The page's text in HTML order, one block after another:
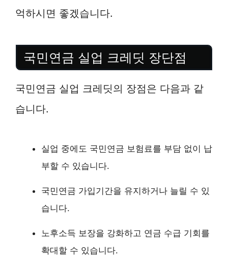
억하시면 좋겠습니다.
국민연금 실업 크레딧 장단점
국민연금 실업 크레딧의 장점은 다음과 같
습니다.
실업 중에도 국민연금 보험료를 부담 없이 납
부할 수 있습니다.
국민연금 가입기간을 유지하거나 늘릴 수 있
습니다.
노후소득 보장을 강화하고 연금 수급 기회를
확대할 수 있습니다.